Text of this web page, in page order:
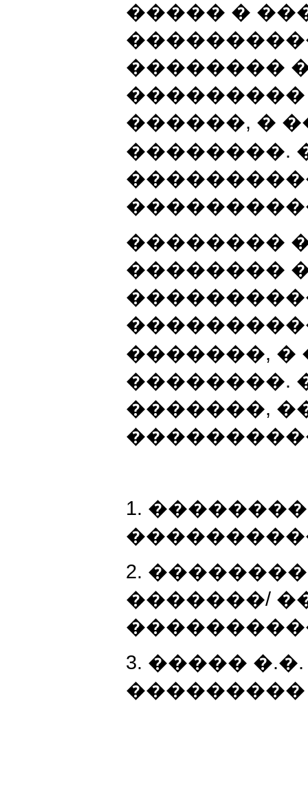
����� �
��������
������, �
��������.
��������
��������
�������, �
��������.
�������,
1.
2.
�������/
3. �����
���������